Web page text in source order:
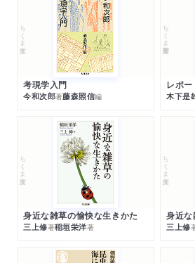
ちくま文庫
考現学入門
今和次郎著藤森照信編
ちくま学芸文庫
レポ
木下是
ちくま文庫
身近な雑草の愉快な生きかた
三上修著稲垣栄洋著
ちくま文庫
身近な
三上修